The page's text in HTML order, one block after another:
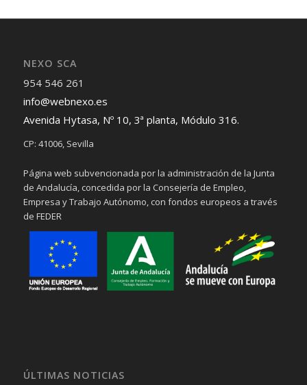
NEXO SCA
954 546 261
info@webnexo.es
Avenida Hytasa, Nº 10, 3ª planta, Módulo 316.
CP: 41006, Sevilla
Página web subvencionada por la administración de la Junta
de Andalucía, concedida por la Consejería de Empleo,
Empresa y Trabajo Autónomo, con fondos europeos a través
de FEDER
ÚLTIMAS NOTICIAS